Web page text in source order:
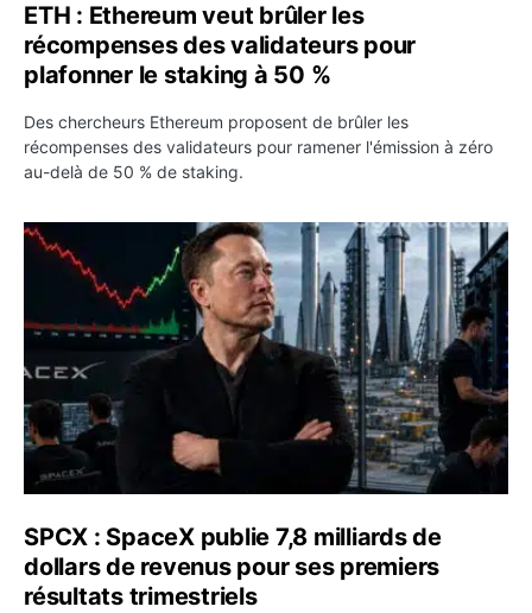
ETH : Ethereum veut brûler les
récompenses des validateurs pour
plafonner le staking à 50 %
Des chercheurs Ethereum proposent de brûler les
récompenses des validateurs pour ramener l'émission à zéro
au-delà de 50 % de staking.
SPCX : SpaceX publie 7,8 milliards de dollars de
SPCX : SpaceX publie 7,8 milliards de
dollars de revenus pour ses premiers
résultats trimestriels